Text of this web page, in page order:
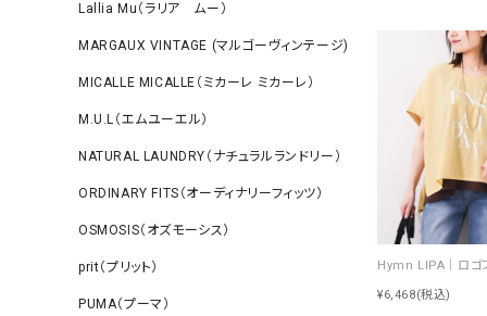
Lallia Mu（ラリア ムー）
MARGAUX VINTAGE (マルゴーヴィンテージ)
MICALLE MICALLE（ミカーレ ミカーレ）
M.U.L（エムユーエル）
NATURAL LAUNDRY（ナチュラルランドリー）
ORDINARY FITS（オーディナリーフィッツ）
OSMOSIS（オズモーシス）
prit（プリット）
PUMA（プーマ）
¥6,468(税込)